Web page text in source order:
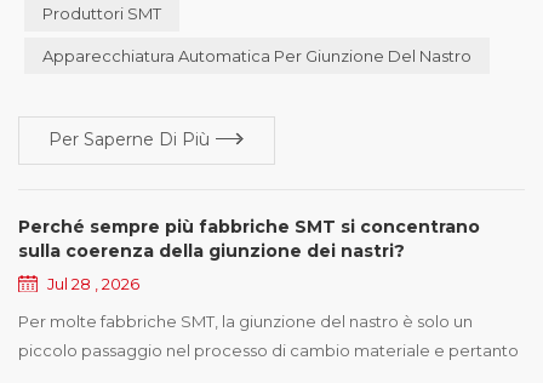
riscontrano frequentemente tempi di sostituzione delle ...
Produttori SMT
Apparecchiatura Automatica Per Giunzione Del Nastro
Per Saperne Di Più
Perché sempre più fabbriche SMT si concentrano
sulla coerenza della giunzione dei nastri?
Jul 28 , 2026
Per molte fabbriche SMT, la giunzione del nastro è solo un
piccolo passaggio nel processo di cambio materiale e pertanto